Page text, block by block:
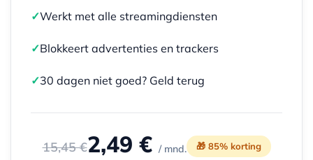
✓Werkt met alle streamingdiensten
✓Blokkeert advertenties en trackers
✓30 dagen niet goed? Geld terug
15,45 €2,49 € / mnd. 🎁 85% korting